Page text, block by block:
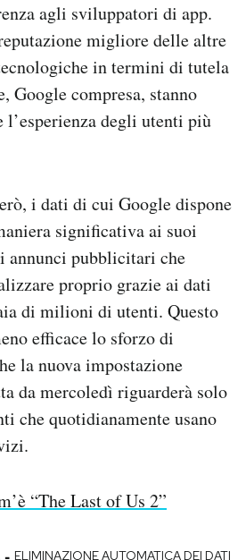
agli sviluppatori di app.
migliore delle altre
in termini di tutela
Google compresa, stanno
l’esperienza degli utenti più
i dati di cui Google dispone
significativa ai suoi
annunci pubblicitari che
proprio grazie ai dati
di milioni di utenti. Questo
efficace lo sforzo di
la nuova impostazione
da mercoledì riguarderà solo
che quotidianamente usano
“The Last of Us 2”
ELIMINAZIONE AUTOMATICA DEI DATI